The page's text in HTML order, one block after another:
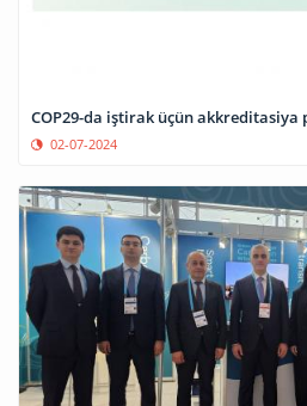
COP29-da iştirak üçün
02-07-2024